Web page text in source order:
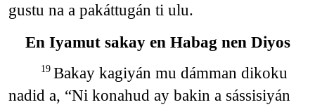
gustu na a pakáttugán ti ulu.
En Iyamut sakay en Habag nen Diyos
19 Bakay kagiyán mu dámman dikoku
nadid a, “Ni konahud ay bakin a sássisiyán